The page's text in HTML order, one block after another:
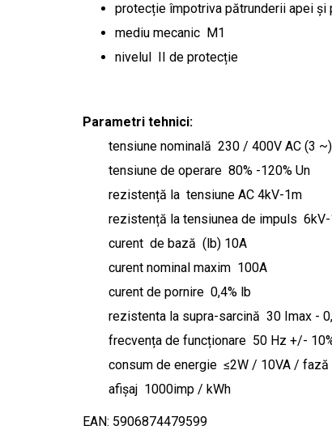
protecție împotriva pătrunderii apei și
mediu mecanic M1
nivelul II de protecție
Parametri tehnici:
tensiune nominală 230 / 400V AC (3 ~)
tensiune de operare 80% -120% Un
rezistență la tensiune AC 4kV-1m
rezistență la tensiunea de impuls 6kV-
curent de bază (lb) 10A
curent nominal maxim 100A
curent de pornire 0,4% lb
rezistenta la supra-sarcină 30 Imax -
frecvența de funcționare 50 Hz +/-
consum de energie ≤2W / 10VA / fază
afișaj 1000imp / kWh
EAN: 5906874479599